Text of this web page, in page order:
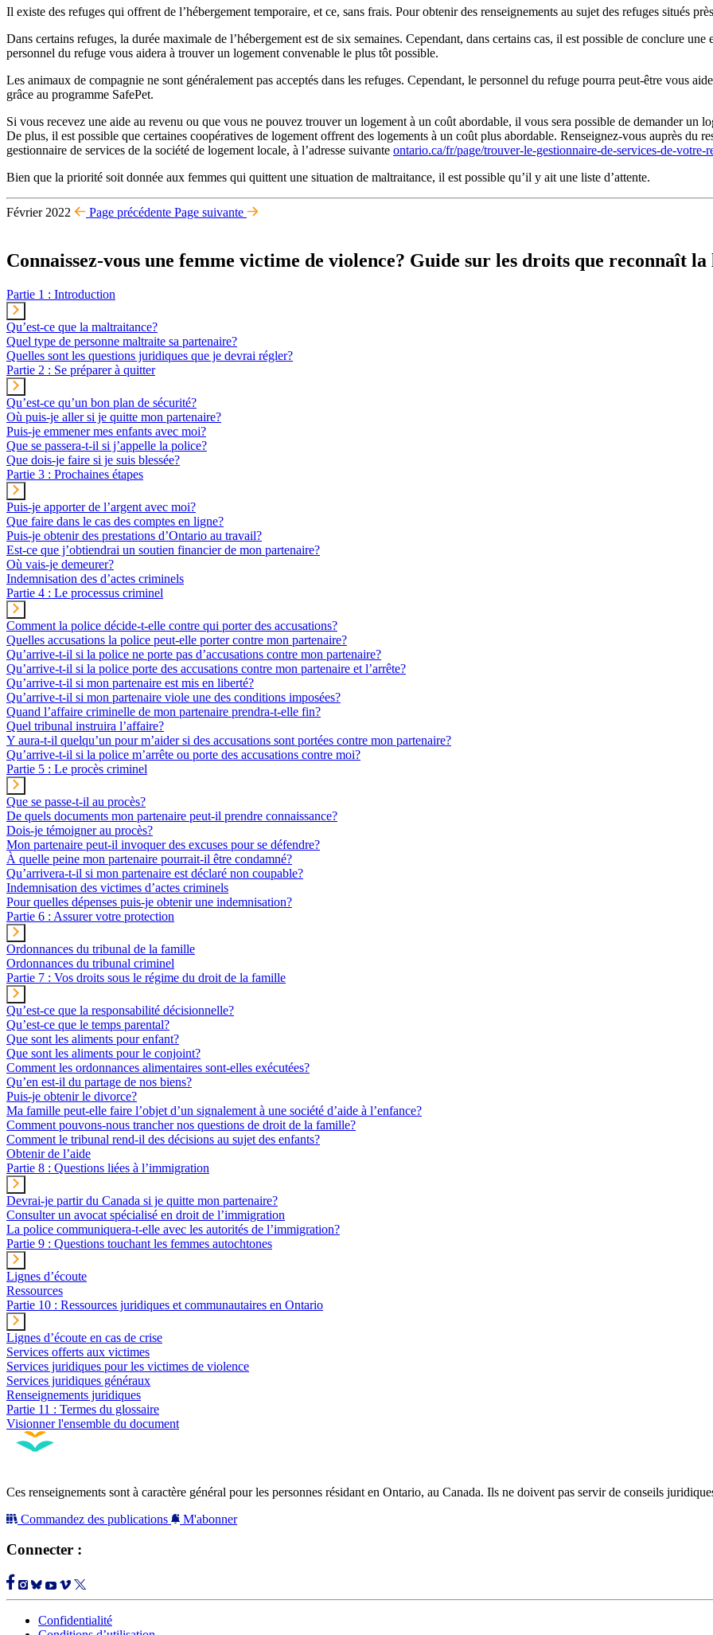
Il existe des refuges qui offrent de l’hébergement temporaire, et ce, sans frais. Pour obtenir des renseignements au sujet des refuges situés
Dans certains refuges, la durée maximale de l’hébergement est de six semaines. Cependant, dans certains cas, il est possible de conclure
personnel du refuge vous aidera à trouver un logement convenable le plus tôt possible.
Les animaux de compagnie ne sont généralement pas acceptés dans les refuges. Cependant, le personnel du refuge pourra peut-être vous
grâce au programme SafePet.
Si vous recevez une aide au revenu ou que vous ne pouvez trouver un logement à un coût abordable, il vous sera possible de demander un
De plus, il est possible que certaines coopératives de logement offrent des logements à un coût plus abordable. Renseignez-vous auprès du
gestionnaire de services de la société de logement locale, à l’adresse suivante ontario.ca/fr/page/trouver-le-gestionnaire-de-services-de-votre-
Bien que la priorité soit donnée aux femmes qui quittent une situation de maltraitance, il est possible qu’il y ait une liste d’attente.
Février 2022 Page précédente Page suivante
Connaissez-vous une femme victime de violence? Guide sur les droits que reconnaît la
Partie 1 : Introduction
Qu’est-ce que la maltraitance?
Quel type de personne maltraite sa partenaire?
Quelles sont les questions juridiques que je devrai régler?
Partie 2 : Se préparer à quitter
Qu’est-ce qu’un bon plan de sécurité?
Où puis-je aller si je quitte mon partenaire?
Puis-je emmener mes enfants avec moi?
Que se passera-t-il si j’appelle la police?
Que dois-je faire si je suis blessée?
Partie 3 : Prochaines étapes
Puis-je apporter de l’argent avec moi?
Que faire dans le cas des comptes en ligne?
Puis-je obtenir des prestations d’Ontario au travail?
Est-ce que j’obtiendrai un soutien financier de mon partenaire?
Où vais-je demeurer?
Indemnisation des d’actes criminels
Partie 4 : Le processus criminel
Comment la police décide-t-elle contre qui porter des accusations?
Quelles accusations la police peut-elle porter contre mon partenaire?
Qu’arrive-t-il si la police ne porte pas d’accusations contre mon partenaire?
Qu’arrive-t-il si la police porte des accusations contre mon partenaire et l’arrête?
Qu’arrive-t-il si mon partenaire est mis en liberté?
Qu’arrive-t-il si mon partenaire viole une des conditions imposées?
Quand l’affaire criminelle de mon partenaire prendra-t-elle fin?
Quel tribunal instruira l’affaire?
Y aura-t-il quelqu’un pour m’aider si des accusations sont portées contre mon partenaire?
Qu’arrive-t-il si la police m’arrête ou porte des accusations contre moi?
Partie 5 : Le procès criminel
Que se passe-t-il au procès?
De quels documents mon partenaire peut-il prendre connaissance?
Dois-je témoigner au procès?
Mon partenaire peut-il invoquer des excuses pour se défendre?
À quelle peine mon partenaire pourrait-il être condamné?
Qu’arrivera-t-il si mon partenaire est déclaré non coupable?
Indemnisation des victimes d’actes criminels
Pour quelles dépenses puis-je obtenir une indemnisation?
Partie 6 : Assurer votre protection
Ordonnances du tribunal de la famille
Ordonnances du tribunal criminel
Partie 7 : Vos droits sous le régime du droit de la famille
Qu’est-ce que la responsabilité décisionnelle?
Qu’est-ce que le temps parental?
Que sont les aliments pour enfant?
Que sont les aliments pour le conjoint?
Comment les ordonnances alimentaires sont-elles exécutées?
Qu’en est-il du partage de nos biens?
Puis-je obtenir le divorce?
Ma famille peut-elle faire l’objet d’un signalement à une société d’aide à l’enfance?
Comment pouvons-nous trancher nos questions de droit de la famille?
Comment le tribunal rend-il des décisions au sujet des enfants?
Obtenir de l’aide
Partie 8 : Questions liées à l’immigration
Devrai-je partir du Canada si je quitte mon partenaire?
Consulter un avocat spécialisé en droit de l’immigration
La police communiquera-t-elle avec les autorités de l’immigration?
Partie 9 : Questions touchant les femmes autochtones
Lignes d’écoute
Ressources
Partie 10 : Ressources juridiques et communautaires en Ontario
Lignes d’écoute en cas de crise
Services offerts aux victimes
Services juridiques pour les victimes de violence
Services juridiques généraux
Renseignements juridiques
Partie 11 : Termes du glossaire
Visionner l'ensemble du document
Ces renseignements sont à caractère général pour les personnes résidant en Ontario, au Canada. Ils ne doivent pas servir de conseils
Commandez des publications
M'abonner
Connecter :
Confidentialité